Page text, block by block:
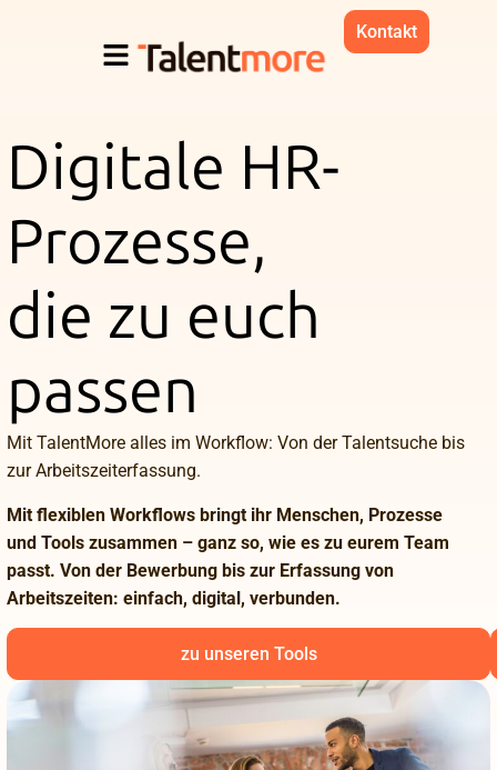
Kontakt
Digitale HR-
Prozesse,
die zu euch
passen
Mit TalentMore alles im Workflow: Von der Talentsuche bis
zur Arbeitszeiterfassung.
Mit flexiblen Workflows bringt ihr Menschen, Prozesse
und Tools zusammen – ganz so, wie es zu eurem Team
passt. Von der Bewerbung bis zur Erfassung von
Arbeitszeiten: einfach, digital, verbunden.
zu unseren Tools